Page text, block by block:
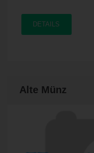
DETAILS
Alte Münz